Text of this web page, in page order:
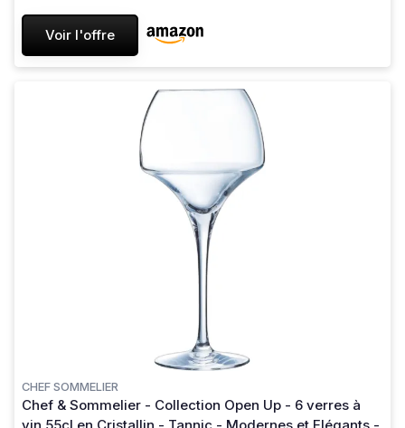
Voir l'offre
CHEF SOMMELIER
Chef & Sommelier - Collection Open Up - 6 verres à